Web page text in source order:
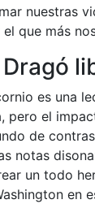
nuestras
que más
es una
pero el
de
notas
un todo
en